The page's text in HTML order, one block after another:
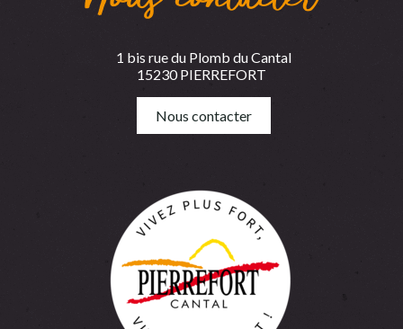
1 bis rue du Plomb du Cantal
15230 PIERREFORT
Nous contacter